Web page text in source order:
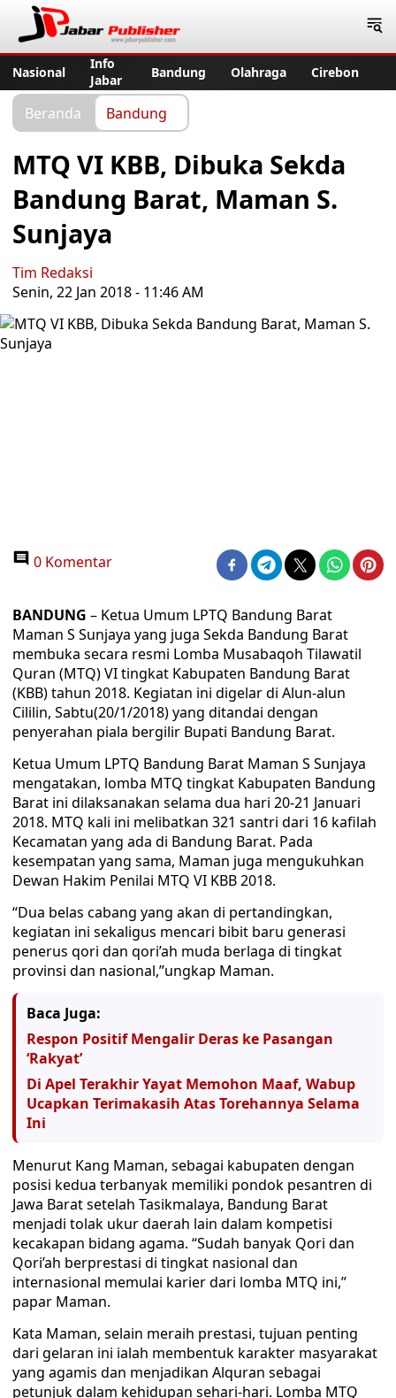
Nasional
Info
Jabar
Bandung Olahraga Cirebon
Beranda Bandung
MTQ VI KBB, Dibuka Sekda
Bandung Barat, Maman S.
Sunjaya
Tim Redaksi
Senin, 22 Jan 2018 - 11:46 AM
0 Komentar
BANDUNG – Ketua Umum LPTQ Bandung Barat
Maman S Sunjaya yang juga Sekda Bandung Barat
membuka secara resmi Lomba Musabaqoh Tilawatil
Quran (MTQ) VI tingkat Kabupaten Bandung Barat
(KBB) tahun 2018. Kegiatan ini digelar di Alun-alun
Cililin, Sabtu(20/1/2018) yang ditandai dengan
penyerahan piala bergilir Bupati Bandung Barat.
Ketua Umum LPTQ Bandung Barat Maman S Sunjaya
mengatakan, lomba MTQ tingkat Kabupaten Bandung
Barat ini dilaksanakan selama dua hari 20-21 Januari
2018. MTQ kali ini melibatkan 321 santri dari 16 kafilah
Kecamatan yang ada di Bandung Barat. Pada
kesempatan yang sama, Maman juga mengukuhkan
Dewan Hakim Penilai MTQ VI KBB 2018.
“Dua belas cabang yang akan di pertandingkan,
kegiatan ini sekaligus mencari bibit baru generasi
penerus qori dan qori’ah muda berlaga di tingkat
provinsi dan nasional,”ungkap Maman.
Baca Juga:
Respon Positif Mengalir Deras ke Pasangan
‘Rakyat’
Di Apel Terakhir Yayat Memohon Maaf, Wabup
Ucapkan Terimakasih Atas Torehannya Selama
Ini
Menurut Kang Maman, sebagai kabupaten dengan
posisi kedua terbanyak memiliki pondok pesantren di
Jawa Barat setelah Tasikmalaya, Bandung Barat
menjadi tolak ukur daerah lain dalam kompetisi
kecakapan bidang agama. “Sudah banyak Qori dan
Qori’ah berprestasi di tingkat nasional dan
internasional memulai karier dari lomba MTQ ini,”
papar Maman.
Kata Maman, selain meraih prestasi, tujuan penting
dari gelaran ini ialah membentuk karakter masyarakat
yang agamis dan menjadikan Alquran sebagai
petunjuk dalam kehidupan sehari-hari. Lomba MTQ